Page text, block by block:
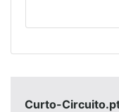
Curto-